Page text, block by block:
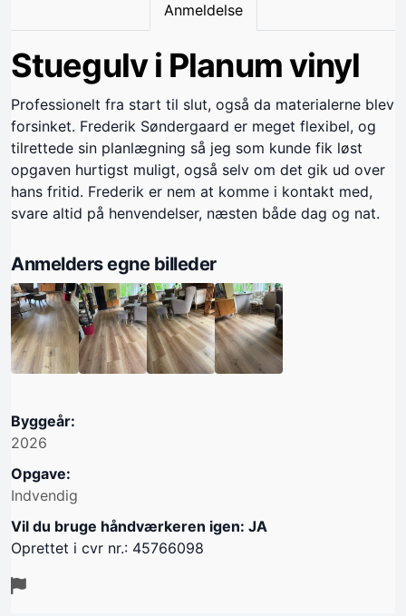
Anmeldelse
Stuegulv i Planum vinyl
Professionelt fra start til slut, også da materialerne blev
forsinket. Frederik Søndergaard er meget flexibel, og
tilrettede sin planlægning så jeg som kunde fik løst
opgaven hurtigst muligt, også selv om det gik ud over
hans fritid. Frederik er nem at komme i kontakt med,
svare altid på henvendelser, næsten både dag og nat.
Anmelders egne billeder
Byggeår:
2026
Opgave:
Indvendig
Vil du bruge håndværkeren igen: JA
Oprettet i cvr nr.: 45766098